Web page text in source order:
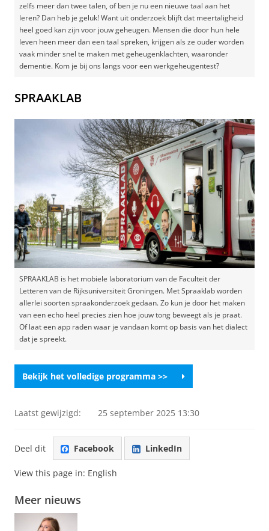
zelfs meer dan twee talen, of ben je nu een nieuwe taal aan het
leren? Dan heb je geluk! Want uit onderzoek blijft dat meertaligheid
heel goed kan zijn voor jouw geheugen. Mensen die door hun hele
leven heen meer dan een taal spreken, krijgen als ze ouder worden
vaak minder snel te maken met geheugenklachten, waaronder
dementie. Kom je bij ons langs voor een werkgeheugentest?
SPRAAKLAB
SPRAAKLAB is het mobiele laboratorium van de Faculteit der
Letteren van de Rijksuniversiteit Groningen. Met Spraaklab worden
allerlei soorten spraakonderzoek gedaan. Zo kun je door het maken
van een echo heel precies zien hoe jouw tong beweegt als je praat.
Of laat een app raden waar je vandaan komt op basis van het dialect
dat je spreekt.
Bekijk het volledige programma >>
Laatst gewijzigd: 25 september 2025 13:30
Deel dit Facebook LinkedIn
View this page in: English
Meer nieuws